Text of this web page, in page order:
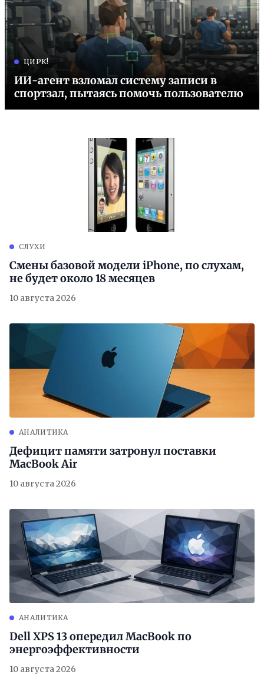
ЦИРК!
ИИ-агент взломал систему записи в
спортзал, пытаясь помочь пользователю
СЛУХИ
Смены базовой модели iPhone, по слухам,
не будет около 18 месяцев
10 августа 2026
АНАЛИТИКА
Дефицит памяти затронул поставки
MacBook Air
10 августа 2026
АНАЛИТИКА
Dell XPS 13 опередил MacBook по
энергоэффективности
10 августа 2026